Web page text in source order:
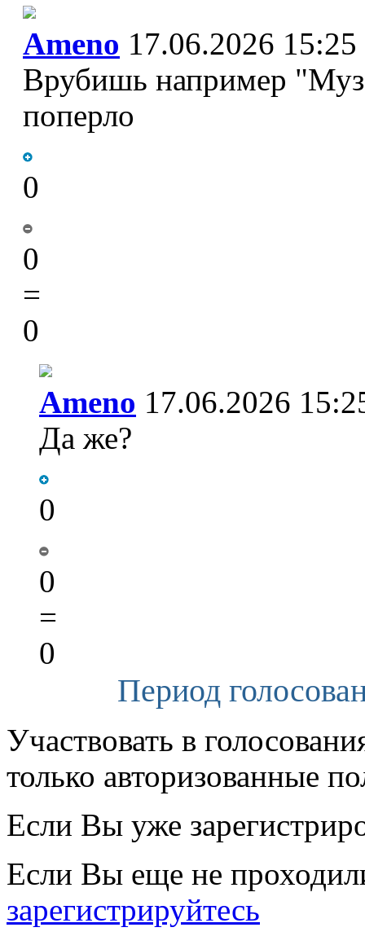
Ameno 17.06.2026 15:25
Врубишь например
поперло
0
0
=
0
Ameno 17.06.2026
Да же?
0
0
=
0
Период
Участвовать в
только авторизованные
Если Вы уже
Если Вы еще не
зарегистрируйтесь